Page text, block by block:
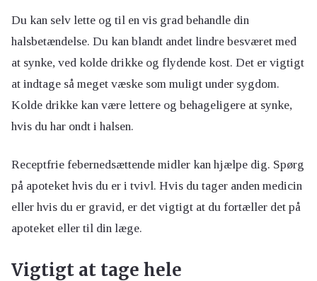
Du kan selv lette og til en vis grad behandle din
halsbetændelse. Du kan blandt andet lindre besværet med
at synke, ved kolde drikke og flydende kost. Det er vigtigt
at indtage så meget væske som muligt under sygdom.
Kolde drikke kan være lettere og behageligere at synke,
hvis du har ondt i halsen.
Receptfrie febernedsættende midler kan hjælpe dig. Spørg
på apoteket hvis du er i tvivl. Hvis du tager anden medicin
eller hvis du er gravid, er det vigtigt at du fortæller det på
apoteket eller til din læge.
Vigtigt at tage hele